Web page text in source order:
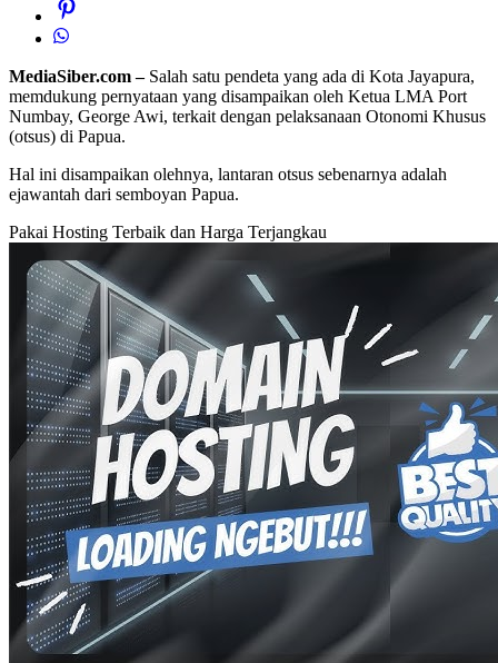
MediaSiber.com –Salah satu pendeta yang ada di Kota Jayapura,
memdukung pernyataan yang disampaikan oleh Ketua LMA Port
Numbay, George Awi, terkait dengan pelaksanaan Otonomi Khusus
(otsus) di Papua.
Hal ini disampaikan olehnya, lantaran otsus sebenarnya adalah
ejawantah dari semboyan Papua.
Pakai Hosting Terbaik dan Harga Terjangkau